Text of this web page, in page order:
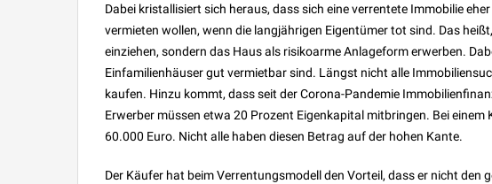
Dabei kristallisiert sich heraus, dass sich eine verrentete Immobilie
vermieten wollen, wenn die langjährigen Eigentümer tot sind. Das
einziehen, sondern das Haus als risikoarme Anlageform erwerben.
Einfamilienhäuser gut vermietbar sind. Längst nicht alle
kaufen. Hinzu kommt, dass seit der Corona-Pandemie
Erwerber müssen etwa 20 Prozent Eigenkapital mitbringen. Bei
60.000 Euro. Nicht alle haben diesen Betrag auf der hohen Kante.
Der Käufer hat beim Verrentungsmodell den Vorteil, dass er nicht den